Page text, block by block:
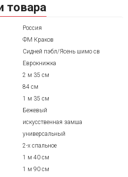
товара
Россия
ФМ Краков
Сидней пэбл/Ясень шимо св
Еврокнижка
2 м 35 см
84 см
1 м 35 см
Бежевый
искусственная замша
универсальный
2-х спальное
1 м 40 см
1 м 90 см